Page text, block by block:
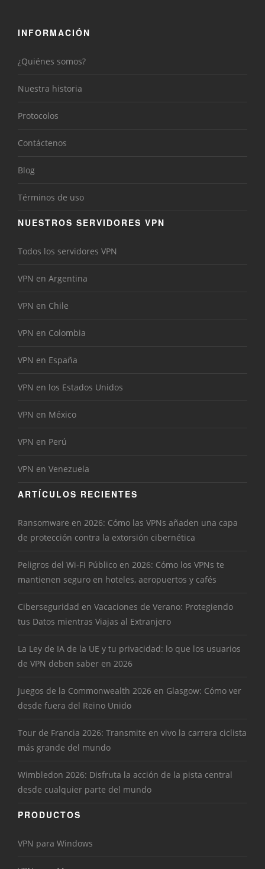
INFORMACIÓN
¿Quiénes somos?
Nuestra historia
Protocolos
Contáctenos
Blog
Términos de uso
NUESTROS SERVIDORES VPN
Todos los servidores VPN
VPN en Argentina
VPN en Chile
VPN en Colombia
VPN en España
VPN en los Estados Unidos
VPN en México
VPN en Perú
VPN en Venezuela
ARTÍCULOS RECIENTES
Ransomware en 2026: Cómo las VPNs añaden una capa
de protección contra la extorsión cibernética
Peligros del Wi-Fi Público en 2026: Cómo los VPNs te
mantienen seguro en hoteles, aeropuertos y cafés
Ciberseguridad en Vacaciones de Verano: Protegiendo
tus Datos mientras Viajas al Extranjero
La Ley de IA de la UE y tu privacidad: lo que los usuarios
de VPN deben saber en 2026
Juegos de la Commonwealth 2026 en Glasgow: Cómo ver
desde fuera del Reino Unido
Tour de Francia 2026: Transmite en vivo la carrera ciclista
más grande del mundo
Wimbledon 2026: Disfruta la acción de la pista central
desde cualquier parte del mundo
PRODUCTOS
VPN para Windows